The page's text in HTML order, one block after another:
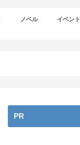
ノベル イベント
PR